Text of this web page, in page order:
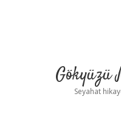
Gökyüzü
Seyahat